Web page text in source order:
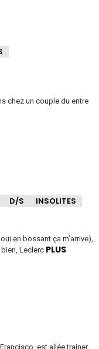
chez un couple du entre
D/S INSOLITES
en bossant ça m’arrive),
Leclerc PLUS
est allée trainer